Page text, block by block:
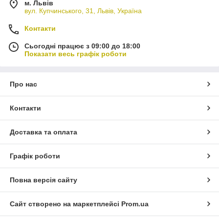
м. Львів
вул. Купчинського, 31, Львів, Україна
Контакти
Сьогодні працює з 09:00 до 18:00
Показати весь графік роботи
Про нас
Контакти
Доставка та оплата
Графік роботи
Повна версія сайту
Сайт створено на маркетплейсі Prom.ua